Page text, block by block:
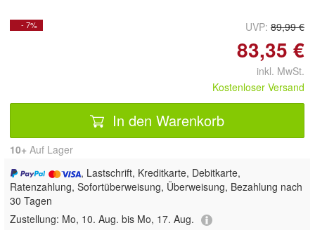
- 7% UVP: 89,99 €
83,35 €
inkl. MwSt.
Kostenloser Versand
In den Warenkorb
10+ Auf Lager
, Lastschrift, Kreditkarte, Debitkarte,
Ratenzahlung, Sofortüberweisung, Überweisung, Bezahlung nach
30 Tagen
Zustellung: Mo, 10. Aug. bis Mo, 17. Aug.